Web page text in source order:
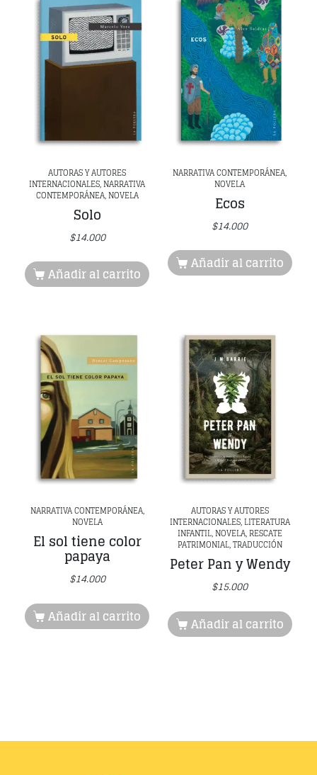
AUTORAS Y AUTORES
INTERNACIONALES, NARRATIVA
CONTEMPORÁNEA, NOVELA
Solo
$14.000
Añadir al carrito
NARRATIVA CONTEMPORÁNEA,
NOVELA
Ecos
$14.000
Añadir al carrito
NARRATIVA CONTEMPORÁNEA,
NOVELA
El sol tiene color
papaya
$14.000
Añadir al carrito
AUTORAS Y AUTORES
INTERNACIONALES, LITERATURA
INFANTIL, NOVELA, RESCATE
PATRIMONIAL, TRADUCCIÓN
Peter Pan y Wendy
$15.000
Añadir al carrito